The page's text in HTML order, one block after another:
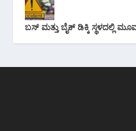
ಬಸ್ ಮತ್ತು ಬೈಕ್ ಡಿಕ್ಕಿ ಸ್ಥಳದಲ್ಲಿ